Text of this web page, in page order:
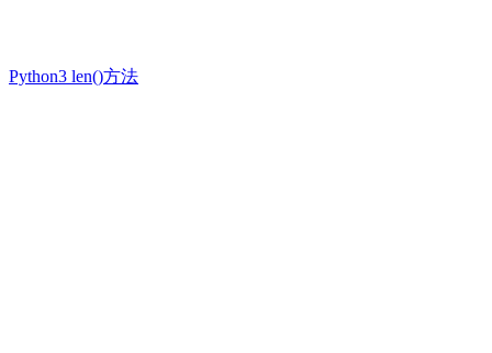
Python3 len()方法